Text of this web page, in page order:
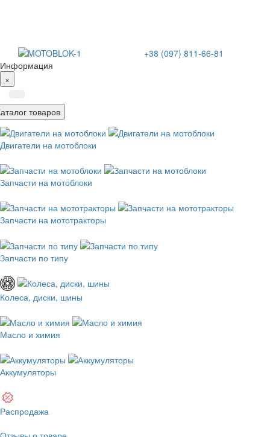
+38 (097) 811-66-81
Информация
×
товаров
Двигатели на мотоблоки
Запчасти на мотоблоки
Запчасти на мототракторы
Запчасти по типу
Колеса, диски, шины
Масло и химия
Аккумуляторы
Распродажа